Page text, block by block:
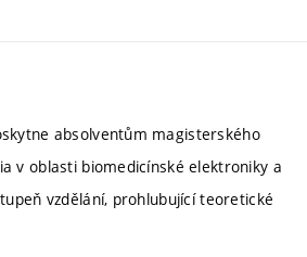
absolventům magisterského
v oblasti biomedicínské elektroniky a
vzdělání, prohlubující teoretické